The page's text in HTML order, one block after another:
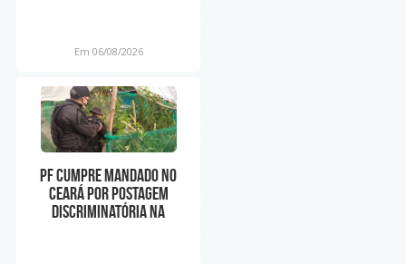
Em 06/08/2026
PF cumpre mandado no
Ceará por postagem
discriminatória na